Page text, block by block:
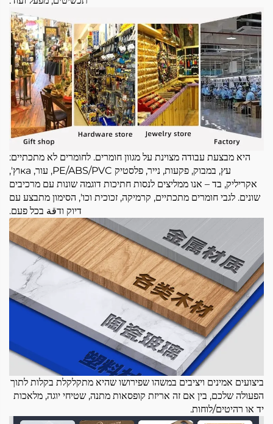
היא מבצעת עבודה מצוינת על מגוון חומרים. לחומרים לא מתכתיים:
עץ, במבוק, פקעות, נייר, פלסטיק PE/ABS/PVC, עור, каוץ',
אקריליק, בד – אנו ממליצים לנסות חתיכות דוגמה שונות עם מרכיבים
שונים. לגבי חומרים מתכתיים, קרמיקה, זכוכית וכו', הסימון מתבצע עם
דיוק ודقة בכל פעם.
ביצועים אמינים ויציבים במשהו שפירושו שהיא מתקלקלת בקלות לתוך
הפעולה שלכם, בין אם זה אריזת קופסאות מתנה, שטיחי יוגה, מלאכות
יד או רהיטים/לוחות.